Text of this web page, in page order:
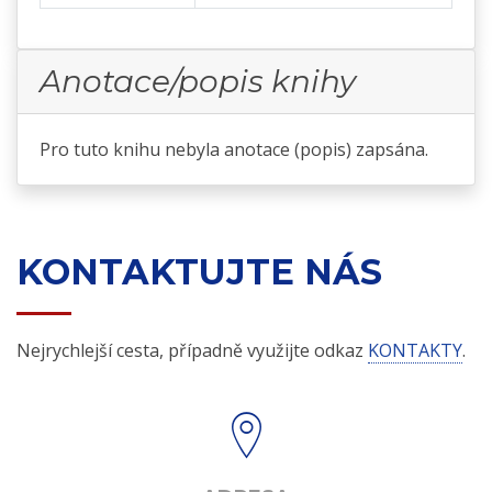
Anotace/popis knihy
Pro tuto knihu nebyla anotace (popis) zapsána.
KONTAKTUJTE NÁS
Nejrychlejší cesta, případně využijte odkaz KONTAKTY.